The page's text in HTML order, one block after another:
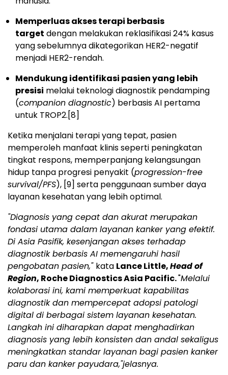
Memperluas akses terapi berbasis
target dengan melakukan reklasifikasi 24% kasus
yang sebelumnya dikategorikan HER2-negatif
menjadi HER2-rendah.
Mendukung identifikasi pasien yang lebih
presisi melalui teknologi diagnostik pendamping
(companion diagnostic) berbasis AI pertama
untuk TROP2.[8]
Ketika menjalani terapi yang tepat, pasien
memperoleh manfaat klinis seperti peningkatan
tingkat respons, memperpanjang kelangsungan
hidup tanpa progresi penyakit (progression-free
survival/PFS), [9] serta penggunaan sumber daya
layanan kesehatan yang lebih optimal.
"Diagnosis yang cepat dan akurat merupakan
fondasi utama dalam layanan kanker yang efektif.
Di Asia Pasifik, kesenjangan akses terhadap
diagnostik berbasis AI memengaruhi hasil
pengobatan pasien," kata Lance Little,Head of
Region, Roche Diagnostics Asia Pacific."Melalui
kolaborasi ini, kami memperkuat kapabilitas
diagnostik dan mempercepat adopsi patologi
digital di berbagai sistem layanan kesehatan.
Langkah ini diharapkan dapat menghadirkan
diagnosis yang lebih konsisten dan andal sekaligus
meningkatkan standar layanan bagi pasien kanker
paru dan kanker payudara,"jelasnya.